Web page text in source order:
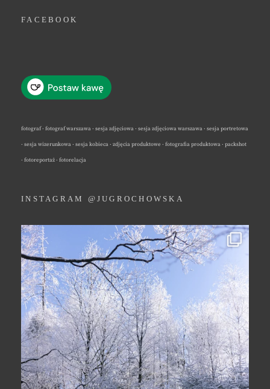
FACEBOOK
fotograf · fotograf warszawa · sesja zdjęciowa · sesja zdjęciowa warszawa · sesja portretowa
· sesja wizerunkowa · sesja kobieca · zdjęcia produktowe · fotografia produktowa · packshot
· fotoreportaż · fotorelacja
INSTAGRAM @JUGROCHOWSKA